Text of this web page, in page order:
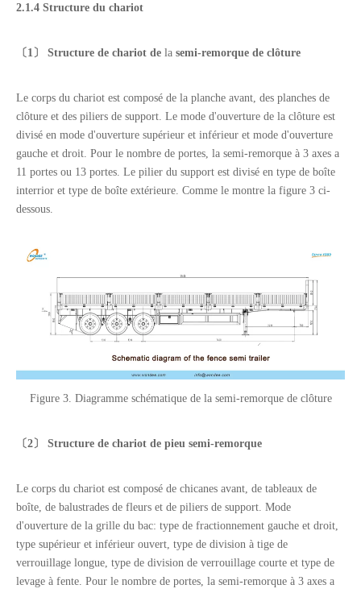
2.1.4 Structure du chariot
〔 1 〕 Structure de chariot de la semi-remorque de clôture
Le corps du chariot est composé de la planche avant, des planches de
clôture et des piliers de support. Le mode d'ouverture de la clôture est
divisé en mode d'ouverture supérieur et inférieur et mode d'ouverture
gauche et droit. Pour le nombre de portes, la semi-remorque à 3 axes a
11 portes ou 13 portes. Le pilier du support est divisé en type de boîte
interrior et type de boîte extérieure. Comme le montre la figure 3 ci-
dessous.
Figure 3. Diagramme schématique de la semi-remorque de clôture
〔2 〕 Structure de chariot de pieu semi-remorque
Le corps du chariot est composé de chicanes avant, de tableaux de
boîte, de balustrades de fleurs et de piliers de support. Mode
d'ouverture de la grille du bac: type de fractionnement gauche et droit,
type supérieur et inférieur ouvert, type de division à tige de
verrouillage longue, type de division de verrouillage courte et type de
levage à fente. Pour le nombre de portes, la semi-remorque à 3 axes a